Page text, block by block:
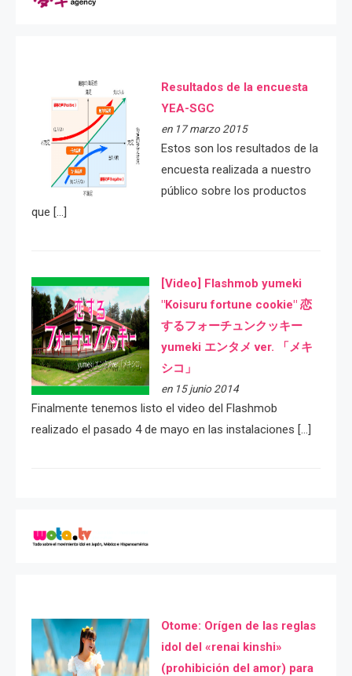
Resultados de la encuesta
YEA-SGC
en 17 marzo 2015
Estos son los resultados de la
encuesta realizada a nuestro
público sobre los productos
que […]
[Video] Flashmob yumeki
"Koisuru fortune cookie" 恋
するフォーチュンクッキー
yumeki エンタメ ver. 「メキ
シコ」
en 15 junio 2014
Finalmente tenemos listo el video del Flashmob
realizado el pasado 4 de mayo en las instalaciones […]
Otome: Orígen de las reglas
idol del «renai kinshi»
(prohibición del amor) para